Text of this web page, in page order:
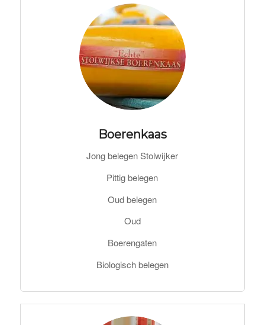
Boerenkaas
Jong belegen Stolwijker
Pittig belegen
Oud belegen
Oud
Boerengaten
Biologisch belegen